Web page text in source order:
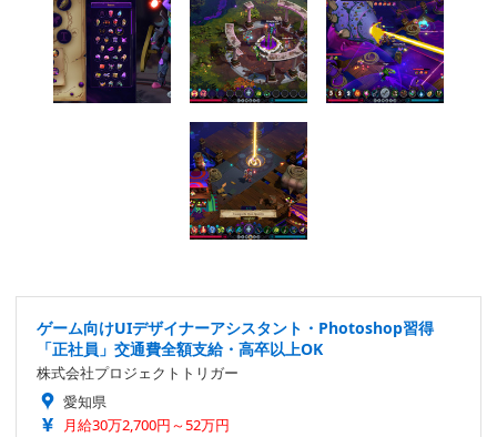
ゲーム向けUIデザイナーアシスタント・Photoshop習得
「正社員」交通費全額支給・高卒以上OK
株式会社プロジェクトトリガー
愛知県
月給30万2,700円～52万円